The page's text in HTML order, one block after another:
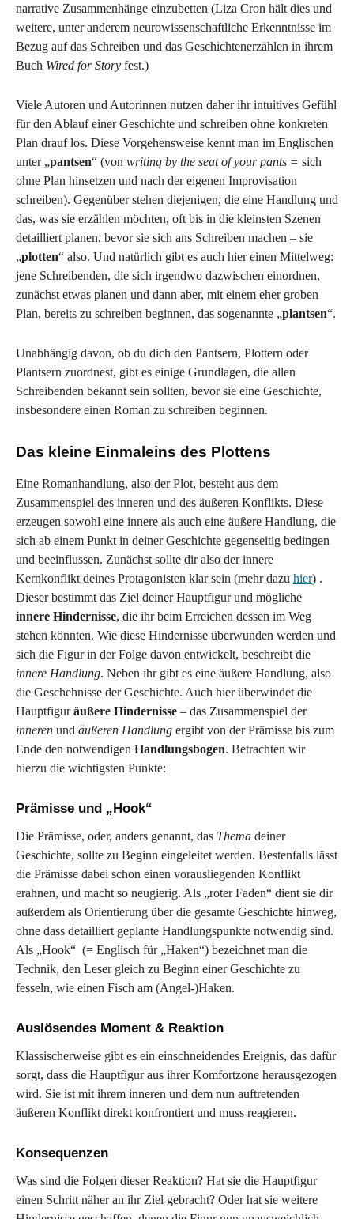
narrative Zusammenhänge einzubetten (Liza Cron hält dies und
weitere, unter anderem neurowissenschaftliche Erkenntnisse im
Bezug auf das Schreiben und das Geschichtenerzählen in ihrem
Buch Wired for Story fest.)
Viele Autoren und Autorinnen nutzen daher ihr intuitives Gefühl
für den Ablauf einer Geschichte und schreiben ohne konkreten
Plan drauf los. Diese Vorgehensweise kennt man im Englischen
unter „pantsen“ (von writing by the seat of your pants = sich
ohne Plan hinsetzen und nach der eigenen Improvisation
schreiben). Gegenüber stehen diejenigen, die eine Handlung und
das, was sie erzählen möchten, oft bis in die kleinsten Szenen
detailliert planen, bevor sie sich ans Schreiben machen – sie
„plotten“ also. Und natürlich gibt es auch hier einen Mittelweg:
jene Schreibenden, die sich irgendwo dazwischen einordnen,
zunächst etwas planen und dann aber, mit einem eher groben
Plan, bereits zu schreiben beginnen, das sogenannte „plantsen“.
Unabhängig davon, ob du dich den Pantsern, Plottern oder
Plantsern zuordnest, gibt es einige Grundlagen, die allen
Schreibenden bekannt sein sollten, bevor sie eine Geschichte,
insbesondere einen Roman zu schreiben beginnen.
Das kleine Einmaleins des Plottens
Eine Romanhandlung, also der Plot, besteht aus dem
Zusammenspiel des inneren und des äußeren Konflikts. Diese
erzeugen sowohl eine innere als auch eine äußere Handlung, die
sich ab einem Punkt in deiner Geschichte gegenseitig bedingen
und beeinflussen. Zunächst sollte dir also der innere
Kernkonflikt deines Protagonisten klar sein (mehr dazu hier) .
Dieser bestimmt das Ziel deiner Hauptfigur und mögliche
innere Hindernisse, die ihr beim Erreichen dessen im Weg
stehen könnten. Wie diese Hindernisse überwunden werden und
sich die Figur in der Folge davon entwickelt, beschreibt die
innere Handlung. Neben ihr gibt es eine äußere Handlung, also
die Geschehnisse der Geschichte. Auch hier überwindet die
Hauptfiguräußere Hindernisse – das Zusammenspiel der
inneren und äußeren Handlung ergibt von der Prämisse bis zum
Ende den notwendigen Handlungsbogen. Betrachten wir
hierzu die wichtigsten Punkte:
Prämisse und „Hook“
Die Prämisse, oder, anders genannt, das Thema deiner
Geschichte, sollte zu Beginn eingeleitet werden. Bestenfalls lässt
die Prämisse dabei schon einen vorausliegenden Konflikt
erahnen, und macht so neugierig. Als „roter Faden“ dient sie dir
außerdem als Orientierung über die gesamte Geschichte hinweg,
ohne dass detailliert geplante Handlungspunkte notwendig sind.
Als „Hook“ (= Englisch für „Haken“) bezeichnet man die
Technik, den Leser gleich zu Beginn einer Geschichte zu
fesseln, wie einen Fisch am (Angel-)Haken.
Auslösendes Moment & Reaktion
Klassischerweise gibt es ein einschneidendes Ereignis, das dafür
sorgt, dass die Hauptfigur aus ihrer Komfortzone herausgezogen
wird. Sie ist mit ihrem inneren und dem nun auftretenden
äußeren Konflikt direkt konfrontiert und muss reagieren.
Konsequenzen
Was sind die Folgen dieser Reaktion? Hat sie die Hauptfigur
einen Schritt näher an ihr Ziel gebracht? Oder hat sie weitere